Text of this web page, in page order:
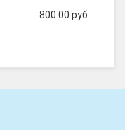
800.00 руб.